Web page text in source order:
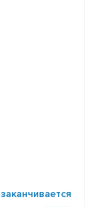
заканчивается